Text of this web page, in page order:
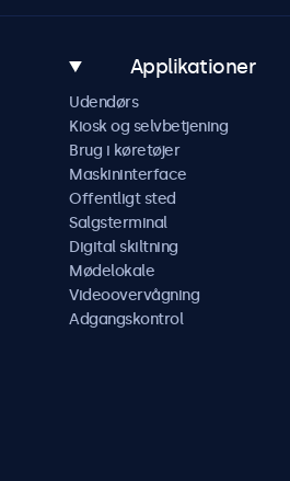
Applikationer
Udendørs
Kiosk og selvbetjening
Brug i køretøjer
Maskininterface
Offentligt sted
Salgsterminal
Digital skiltning
Mødelokale
Videoovervågning
Adgangskontrol